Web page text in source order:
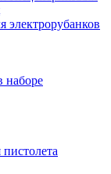
электрорубанков
наборе